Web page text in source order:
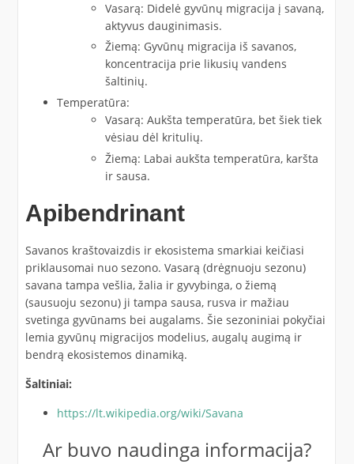
Vasarą: Didelė gyvūnų migracija į savaną,
aktyvus dauginimasis.
Žiemą: Gyvūnų migracija iš savanos,
koncentracija prie likusių vandens
šaltinių.
Temperatūra:
Vasarą: Aukšta temperatūra, bet šiek tiek
vėsiau dėl kritulių.
Žiemą: Labai aukšta temperatūra, karšta
ir sausa.
Apibendrinant
Savanos kraštovaizdis ir ekosistema smarkiai keičiasi
priklausomai nuo sezono. Vasarą (drėgnuoju sezonu)
savana tampa vešlia, žalia ir gyvybinga, o žiemą
(sausuoju sezonu) ji tampa sausa, rusva ir mažiau
svetinga gyvūnams bei augalams. Šie sezoniniai pokyčiai
lemia gyvūnų migracijos modelius, augalų augimą ir
bendrą ekosistemos dinamiką.
Šaltiniai:
https://lt.wikipedia.org/wiki/Savana
Ar buvo naudinga informacija?